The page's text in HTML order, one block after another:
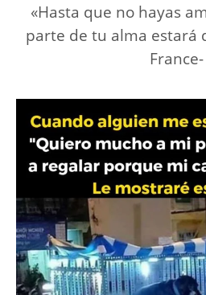
«Hasta que no hayas
parte de tu alma estará
France-